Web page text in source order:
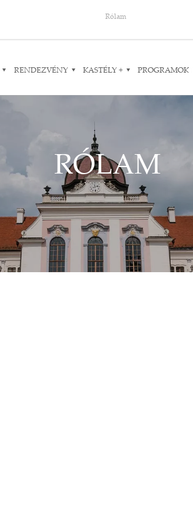
Rólam
RENDEZVÉNY KASTÉLY + PROGRAMOK
RÓLAM